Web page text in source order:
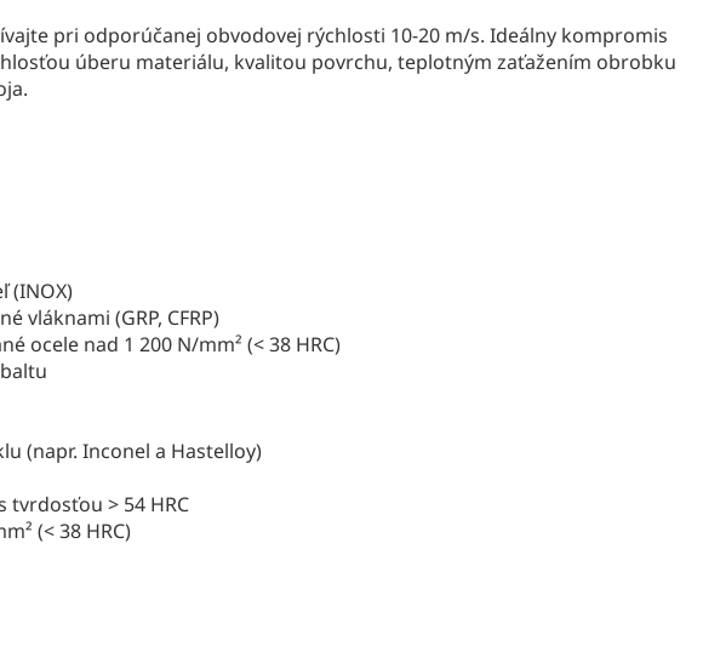
pri odporúčanej obvodovej rýchlosti 10-20 m/s. Ideálny kompromis
úberu materiálu, kvalitou povrchu, teplotným zaťažením obrobku
(INOX)
vláknami (GRP, CFRP)
ocele nad 1 200 N/mm² (< 38 HRC)
(napr. Inconel a Hastelloy)
tvrdosťou > 54 HRC
(< 38 HRC)